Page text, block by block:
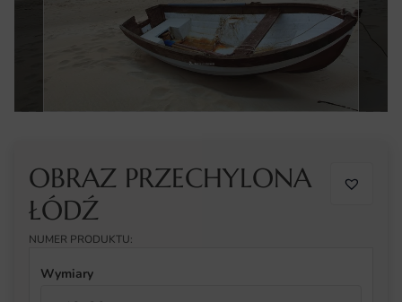
OBRAZ PRZECHYLONA
ŁÓDŹ
NUMER PRODUKTU:
Wymiary